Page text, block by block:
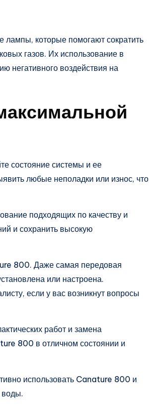
которые помогают сократить
газов. Их использование в
негативного воздействия на
состояние системы и ее
любые неполадки или износ, что
подходящих по качеству и
и сохранить высокую
800. Даже самая передовая
или настроена.
если у вас возникнут вопросы
работ и замена
800 в отличном состоянии и
использовать Canature 800 и
воды.